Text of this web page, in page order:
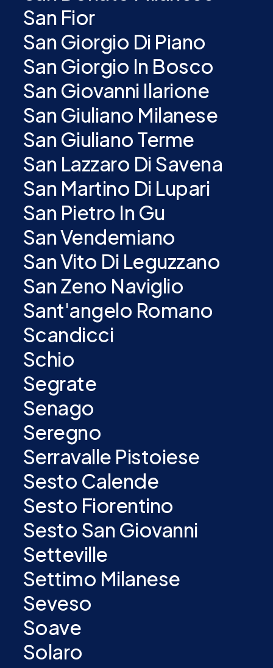
San Fior
San Giorgio Di Piano
San Giorgio In Bosco
San Giovanni Ilarione
San Giuliano Milanese
San Giuliano Terme
San Lazzaro Di Savena
San Martino Di Lupari
San Pietro In Gu
San Vendemiano
San Vito Di Leguzzano
San Zeno Naviglio
Sant'angelo Romano
Scandicci
Schio
Segrate
Senago
Seregno
Serravalle Pistoiese
Sesto Calende
Sesto Fiorentino
Sesto San Giovanni
Setteville
Settimo Milanese
Seveso
Soave
Solaro